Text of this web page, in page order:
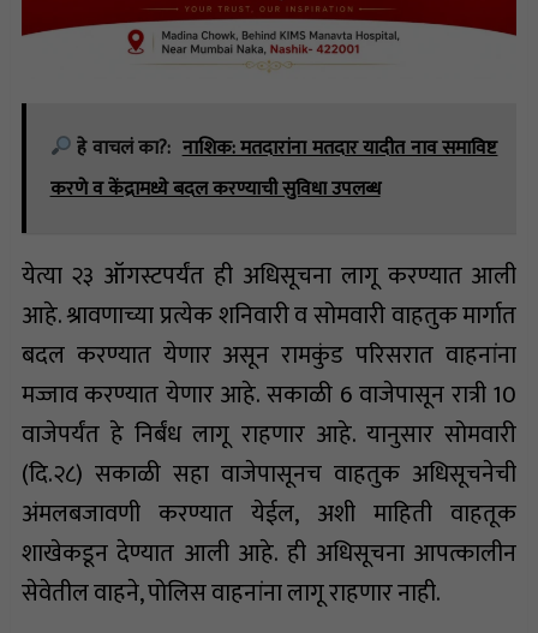
हे वाचलं का?: नाशिक: मतदारांना मतदार यादीत नाव समाविष्ट
करणे व केंद्रामध्ये बदल करण्याची सुविधा उपलब्ध
येत्या २३ ऑगस्टपर्यंत ही अधिसूचना लागू करण्यात आली
आहे. श्रावणाच्या प्रत्येक शनिवारी व सोमवारी वाहतुक मार्गात
बदल करण्यात येणार असून रामकुंड परिसरात वाहनांना
मज्जाव करण्यात येणार आहे. सकाळी 6 वाजेपासून रात्री 10
वाजेपर्यंत हे निर्बंध लागू राहणार आहे. यानुसार सोमवारी
(दि.२८) सकाळी सहा वाजेपासूनच वाहतुक अधिसूचनेची
अंमलबजावणी करण्यात येईल, अशी माहिती वाहतूक
शाखेकडून देण्यात आली आहे. ही अधिसूचना आपत्कालीन
सेवेतील वाहने, पोलिस वाहनांना लागू राहणार नाही.